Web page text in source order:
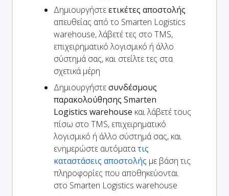
Δημιουργήστεετικέτες αποστολής
απευθείας από το Smarten Logistics
warehouse, λάβετέ τες στο TMS,
επιχειρηματικό λογισμικό ή άλλο
σύστημά σας, και στείλτε τες στα
σχετικά μέρη
Δημιουργήστεσυνδέσμους
παρακολούθησης Smarten
Logistics warehouse και λάβετέ τους
πίσω στο TMS, επιχειρηματικό
λογισμικό ή άλλο σύστημά σας, και
ενημερώστε αυτόματατις
καταστάσεις αποστολής με βάση τις
πληροφορίες που αποθηκεύονται
στο Smarten Logistics warehouse